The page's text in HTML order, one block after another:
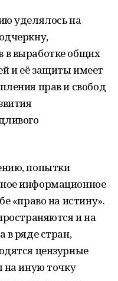
уделялось на
в выработке общих
и её защиты имеет
прав и свобод
попытки
информационное
«право на истину».
и на
в ряде стран,
цензурные
на иную точку